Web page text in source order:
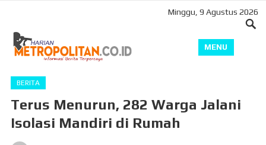
Minggu, 9 Agustus 2026
MENU
BERITA
Terus Menurun, 282 Warga Jalani
Isolasi Mandiri di Rumah